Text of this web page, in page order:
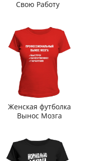
Свою Работу
Женская футболка
Вынос Мозга